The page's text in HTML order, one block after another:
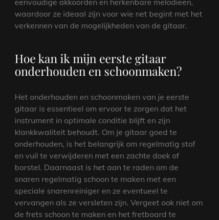
eenvoudige akkoorden en herkenbare melodieën,
waardoor ze ideaal zijn voor wie net begint met het
verkennen van de mogelijkheden van de gitaar.
Hoe kan ik mijn eerste gitaar
onderhouden en schoonmaken?
Het onderhouden en schoonmaken van je eerste
gitaar is essentieel om ervoor te zorgen dat het
instrument in optimale conditie blijft en zijn
klankkwaliteit behoudt. Om je gitaar goed te
onderhouden, is het belangrijk om regelmatig stof
en vuil te verwijderen met een zachte doek of
borstel. Daarnaast is het aan te raden om de
snaren regelmatig schoon te maken met een
speciale snarenreiniger en ze eventueel te
vervangen als ze versleten zijn. Vergeet ook niet om
de frets schoon te maken en het fretboard te